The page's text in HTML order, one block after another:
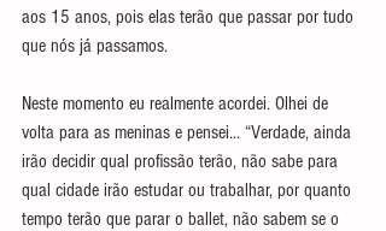
aos 15 anos, pois elas terão que passar por tudo
que nós já passamos.
Neste momento eu realmente acordei. Olhei de
volta para as meninas e pensei... “Verdade, ainda
irão decidir qual profissão terão, não sabe para
qual cidade irão estudar ou trabalhar, por quanto
tempo terão que parar o ballet, não sabem se o